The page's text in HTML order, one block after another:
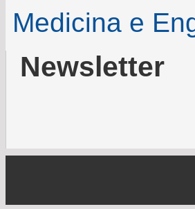
Medicina e
Newsletter